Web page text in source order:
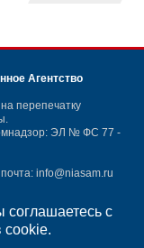
соглашаетесь с
cookie.
Агентство
перепечатку
ЭЛ № ФС 77 -
info@niasam.ru